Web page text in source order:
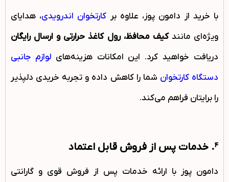
با خرید از دامون پوز، علاوه بر کارتخوان اندرویدی، هدایای
ویژه‌ای مانندکیف محافظ، رول کاغذ حرارتی و ارسال رایگان
دریافت خواهید کرد. این امکانات هزینه‌هایلوازم جانبی
دستگاه کارتخوان شما را کاهش داده و تجربه خریدی دلپذیر
را برایتان فراهم می‌کند.
4. خدمات پس از فروش قابل اعتماد
دامون پوز با ارائه خدمات پس از فروش قوی و گارانتی